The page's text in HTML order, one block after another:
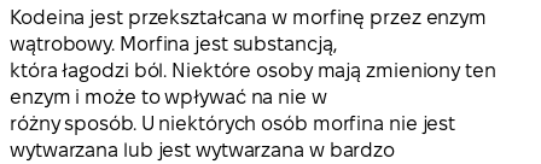
Kodeina jest przekształcana w morfinę przez enzym
wątrobowy. Morfina jest substancją,
która łagodzi ból. Niektóre osoby mają zmieniony ten
enzym i może to wpływać na nie w
różny sposób. U niektórych osób morfina nie jest
wytwarzana lub jest wytwarzana w bardzo